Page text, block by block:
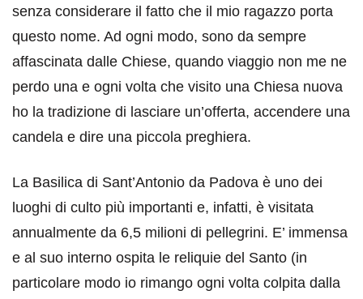
senza considerare il fatto che il mio ragazzo porta
questo nome. Ad ogni modo, sono da sempre
affascinata dalle Chiese, quando viaggio non me ne
perdo una e ogni volta che visito una Chiesa nuova
ho la tradizione di lasciare un’offerta, accendere una
candela e dire una piccola preghiera.
La Basilica di Sant’Antonio da Padova è uno dei
luoghi di culto più importanti e, infatti, è visitata
annualmente da 6,5 milioni di pellegrini. E’ immensa
e al suo interno ospita le reliquie del Santo (in
particolare modo io rimango ogni volta colpita dalla